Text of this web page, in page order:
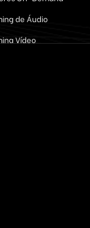
de Áudio
Vídeo